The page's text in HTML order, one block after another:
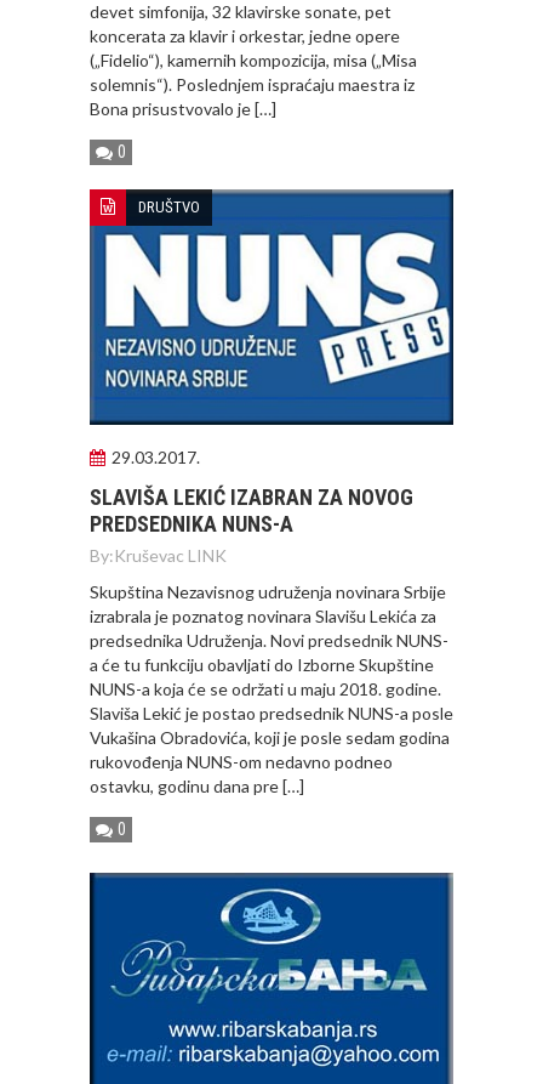
devet simfonija, 32 klavirske sonate, pet
koncerata za klavir i orkestar, jedne opere
(„Fidelio“), kamernih kompozicija, misa („Misa
solemnis“). Poslednjem ispraćaju maestra iz
Bona prisustvovalo je […]
0
DRUŠTVO
29.03.2017.
SLAVIŠA LEKIĆ IZABRAN ZA NOVOG
PREDSEDNIKA NUNS-A
By:Kruševac LINK
Skupština Nezavisnog udruženja novinara Srbije
izrabrala je poznatog novinara Slavišu Lekića za
predsednika Udruženja. Novi predsednik NUNS-
a će tu funkciju obavljati do Izborne Skupštine
NUNS-a koja će se održati u maju 2018. godine.
Slaviša Lekić je postao predsednik NUNS-a posle
Vukašina Obradovića, koji je posle sedam godina
rukovođenja NUNS-om nedavno podneo
ostavku, godinu dana pre […]
0